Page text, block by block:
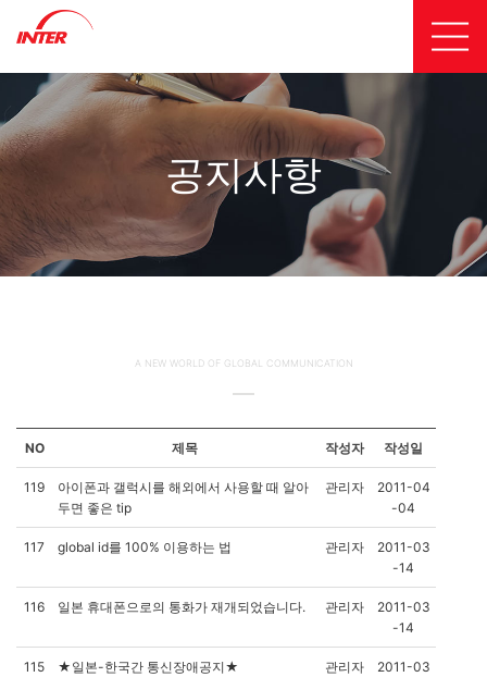
공지사항
A NEW WORLD OF GLOBAL COMMUNICATION
NO 제목 작성자 작성일
119
아이폰과 갤럭시를 해외에서 사용할 때 알아
두면 좋은 tip
관리자
2011-04
-04
117 global id를 100% 이용하는 법 관리자
2011-03
-14
116 일본 휴대폰으로의 통화가 재개되었습니다. 관리자
2011-03
-14
115 ★일본-한국간 통신장애공지★ 관리자
2011-03